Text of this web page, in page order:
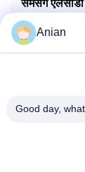
सैमसंग एलसीडी
Anian
Good day,